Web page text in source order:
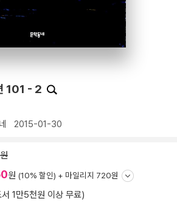
101 - 2
2015-01-30
원 (10% 할인) + 마일리지 720원
1만5천원 이상 무료)